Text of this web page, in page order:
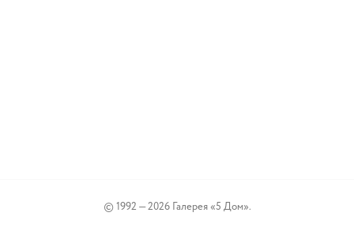
© 1992 — 2026 Галерея «5 Дом».